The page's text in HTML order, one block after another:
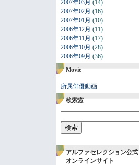
2007年03月 (14)
2007年02月 (16)
2007年01月 (10)
2006年12月 (11)
2006年11月 (17)
2006年10月 (28)
2006年09月 (36)
Movie
所属俳優動画
検索窓
アルファセレクション公式
オンラインサイト